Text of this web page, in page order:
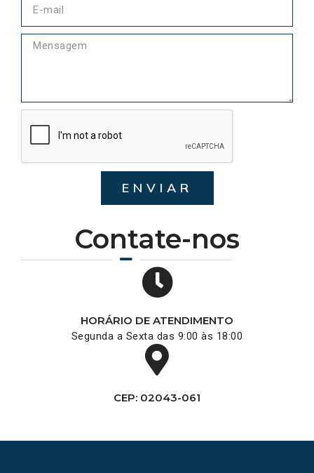
Contate-nos
HORÁRIO DE ATENDIMENTO
Segunda a Sexta das 9:00 às 18:00
CEP: 02043-061
ENVIAR